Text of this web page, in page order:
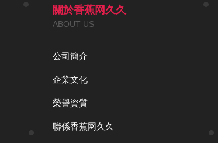
關於香蕉网久久
ABOUT US
公司簡介
企業文化
榮譽資質
聯係香蕉网久久